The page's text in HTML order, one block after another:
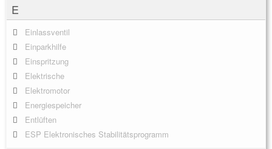
E
Einlassventil
Einparkhilfe
Einspritzung
Elektrische
Elektromotor
Energiespeicher
Entlüften
ESP Elektronisches Stabilitätsprogramm